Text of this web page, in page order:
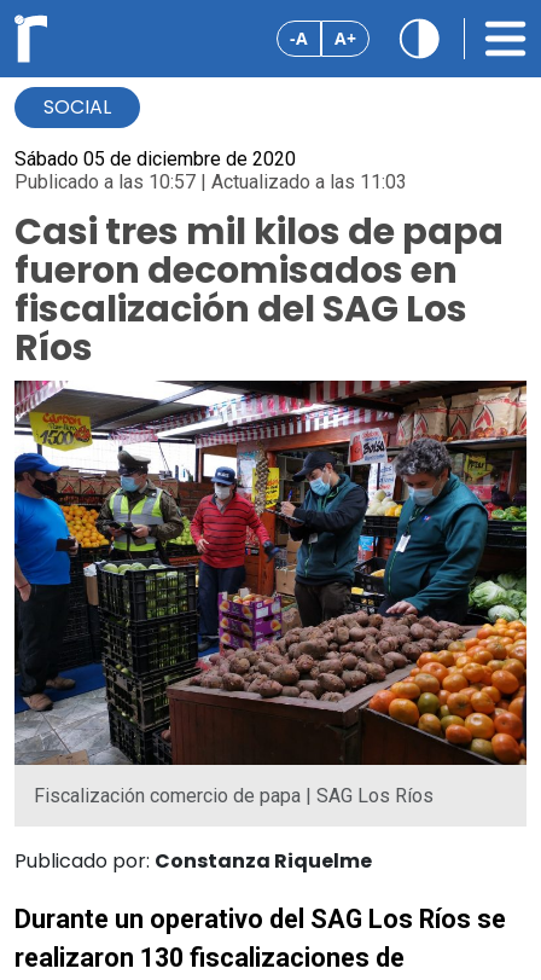
-A A+
SOCIAL
Sábado 05 de diciembre de 2020
Publicado a las 10:57 | Actualizado a las 11:03
Casi tres mil kilos de papa
fueron decomisados en
fiscalización del SAG Los
Ríos
Fiscalización comercio de papa | SAG Los Ríos
Publicado por: Constanza Riquelme
Durante un operativo del SAG Los Ríos se
realizaron 130 fiscalizaciones de